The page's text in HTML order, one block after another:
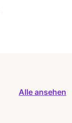
Alle ansehen